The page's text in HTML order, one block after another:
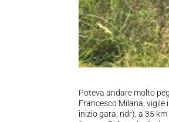
Poteva andare molto
Francesco Milana, vigile
inizio gara, ndr), a 35